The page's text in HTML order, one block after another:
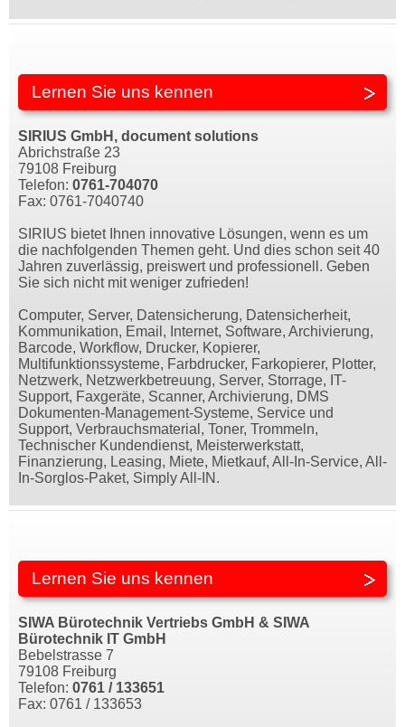
Lernen Sie uns kennen
SIRIUS GmbH, document solutions
Abrichstraße 23
79108 Freiburg
Telefon: 0761-704070
Fax: 0761-7040740
SIRIUS bietet Ihnen innovative Lösungen, wenn es um
die nachfolgenden Themen geht. Und dies schon seit 40
Jahren zuverlässig, preiswert und professionell. Geben
Sie sich nicht mit weniger zufrieden!
Computer, Server, Datensicherung, Datensicherheit,
Kommunikation, Email, Internet, Software, Archivierung,
Barcode, Workflow, Drucker, Kopierer,
Multifunktionssysteme, Farbdrucker, Farkopierer, Plotter,
Netzwerk, Netzwerkbetreuung, Server, Storrage, IT-
Support, Faxgeräte, Scanner, Archivierung, DMS
Dokumenten-Management-Systeme, Service und
Support, Verbrauchsmaterial, Toner, Trommeln,
Technischer Kundendienst, Meisterwerkstatt,
Finanzierung, Leasing, Miete, Mietkauf, All-In-Service, All-
In-Sorglos-Paket, Simply All-IN.
Lernen Sie uns kennen
SIWA Bürotechnik Vertriebs GmbH & SIWA
Bürotechnik IT GmbH
Bebelstrasse 7
79108 Freiburg
Telefon: 0761 / 133651
Fax: 0761 / 133653